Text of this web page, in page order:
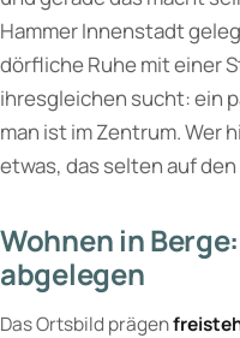
Hammer Innenstadt
dörfliche Ruhe mit einer
ihresgleichen sucht: ein
man ist im Zentrum. Wer
etwas, das selten auf
Wohnen in
abgelegen
Das Ortsbild prägen